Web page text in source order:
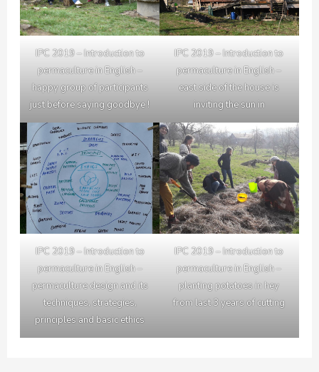
IPC 2019 – Introduction to
permaculture in English –
happy group of participants
just before saying goodbye !
IPC 2019 – Introduction to
permaculture in English –
east side of the house is
inviting the sun in
IPC 2019 – Introduction to
permaculture in English –
permaculture design and its
techniques, strategies,
principles and basic ethics
IPC 2019 – Introduction to
permaculture in English –
planting potatoes in hey
from last 3 years of cutting